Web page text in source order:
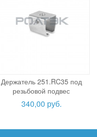
Держатель 251.RC35 под
резьбовой подвес
340,00 руб.